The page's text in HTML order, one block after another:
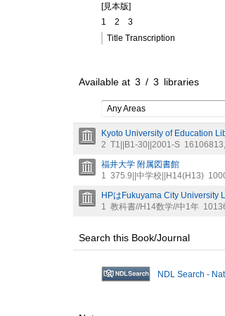
[見本版]
1
2
3
Title Transcription
Available at 3 / 3 libraries
Any Areas
Kyoto University of Education
2 T1||B1-30||2001-S 16106813
福井大学 附属図書館
1
375.9||中学校||H14(H13)
HPはFukuyama City University
1
教科書//H14数学//中1年
Search this Book/Journal
NDL Search -